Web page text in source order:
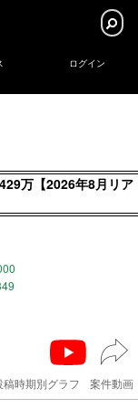
ログイン
万【2026年8月リア
稿時期別グラフ 案件動画